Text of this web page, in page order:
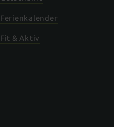
Ferienkalender
Fit & Aktiv